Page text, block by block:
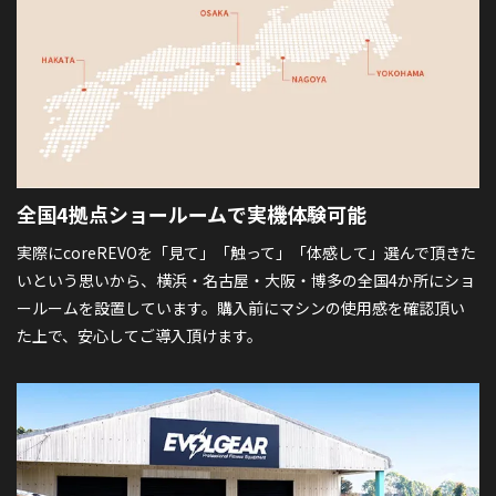
全国4拠点ショールームで実機体験可能
実際にcoreREVOを「見て」「触って」「体感して」選んで頂きた
いという思いから、横浜・名古屋・大阪・博多の全国4か所にショ
ールームを設置しています。購入前にマシンの使用感を確認頂い
た上で、安心してご導入頂けます。